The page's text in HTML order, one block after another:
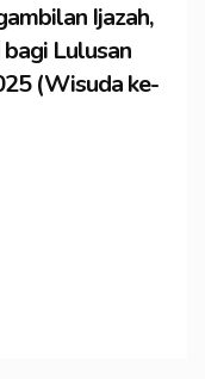
Ijazah,
Lulusan
(Wisuda ke-